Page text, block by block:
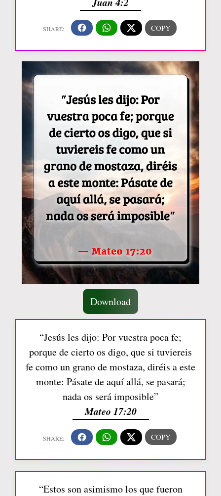
Download
“Jesús les dijo: Por vuestra poca fe;
porque de cierto os digo, que si tuviereis
fe como un grano de mostaza, diréis a este
monte: Pásate de aquí allá, se pasará;
nada os será imposible”
Mateo 17:20
“Estos son asimismo los que fueron